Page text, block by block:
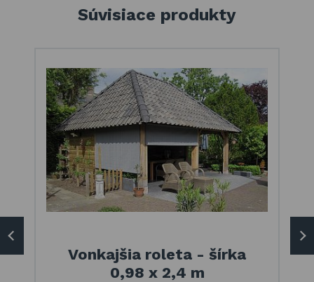
Súvisiace produkty
Vonkajšia roleta - šírka
0,98 x 2,4 m